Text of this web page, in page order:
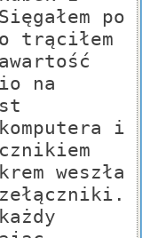
po
trąciłem
na
i
weszła